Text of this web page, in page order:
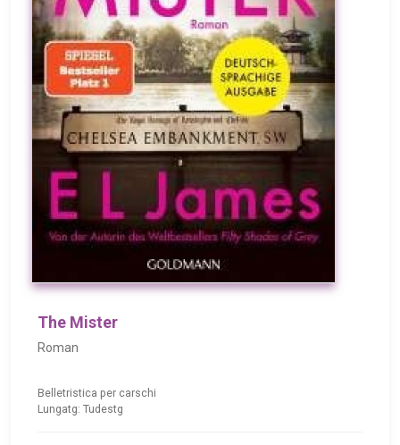
The Mister
Roman
Belletristica per carschi
Lungatg: Tudestg